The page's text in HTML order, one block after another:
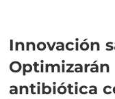
Innovación
antibiótica